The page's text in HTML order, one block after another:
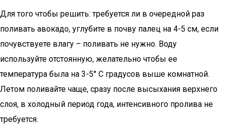
Для того чтобы решить: требуется ли в очередной раз
поливать авокадо, углубите в почву палец на 4-5 см, если
почувствуете влагу – поливать не нужно. Воду
используйте отстоянную, желательно чтобы ее
температура была на 3-5° С градусов выше комнатной.
Летом поливайте чаще, сразу после высыхания верхнего
слоя, в холодный период года, интенсивного пролива не
требуется.